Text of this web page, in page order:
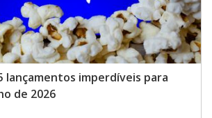
lançamentos imperdíveis para
de 2026